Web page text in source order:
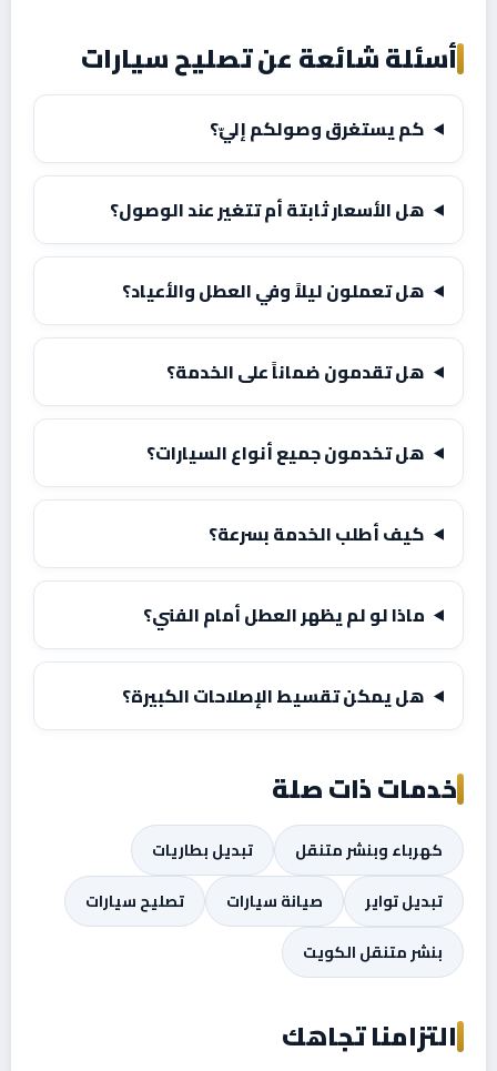
أسئلة شائعة عن تصليح سيارات
كم يستغرق وصولكم إليّ؟
هل الأسعار ثابتة أم تتغير عند الوصول؟
هل تعملون ليلاً وفي العطل والأعياد؟
هل تقدمون ضماناً على الخدمة؟
هل تخدمون جميع أنواع السيارات؟
كيف أطلب الخدمة بسرعة؟
ماذا لو لم يظهر العطل أمام الفني؟
هل يمكن تقسيط الإصلاحات الكبيرة؟
خدمات ذات صلة
كهرباء وبنشر متنقل
تبديل بطاريات
تبديل تواير
صيانة سيارات
تصليح سيارات
بنشر متنقل الكويت
التزامنا تجاهك